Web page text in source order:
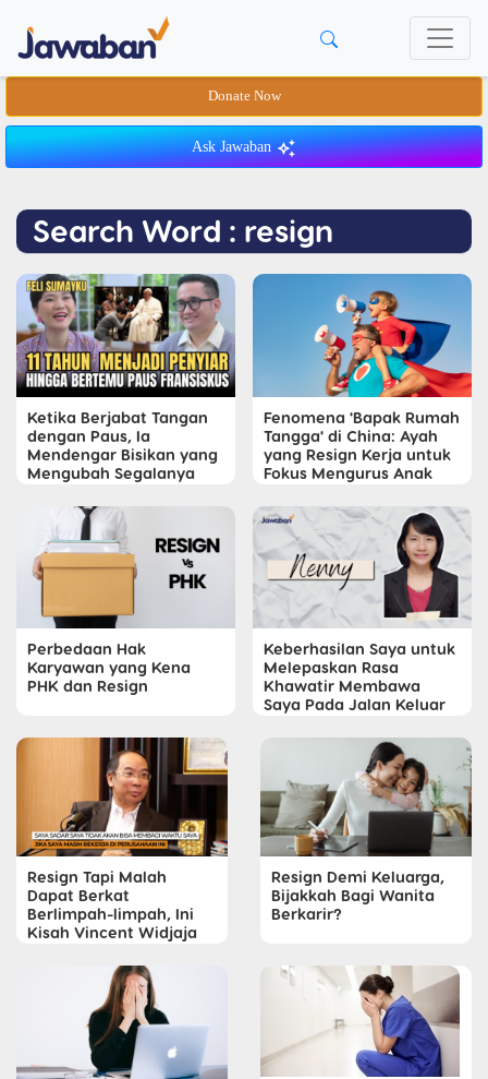
Donate Now
Ask Jawaban
Search Word : resign
Ketika Berjabat Tangan
dengan Paus, Ia
Mendengar Bisikan yang
Mengubah Segalanya
Fenomena 'Bapak Rumah
Tangga' di China: Ayah
yang Resign Kerja untuk
Fokus Mengurus Anak
Perbedaan Hak
Karyawan yang Kena
PHK dan Resign
Keberhasilan Saya untuk
Melepaskan Rasa
Khawatir Membawa
Saya Pada Jalan Keluar
Resign Tapi Malah
Dapat Berkat
Berlimpah-limpah, Ini
Kisah Vincent Widjaja
Resign Demi Keluarga,
Bijakkah Bagi Wanita
Berkarir?